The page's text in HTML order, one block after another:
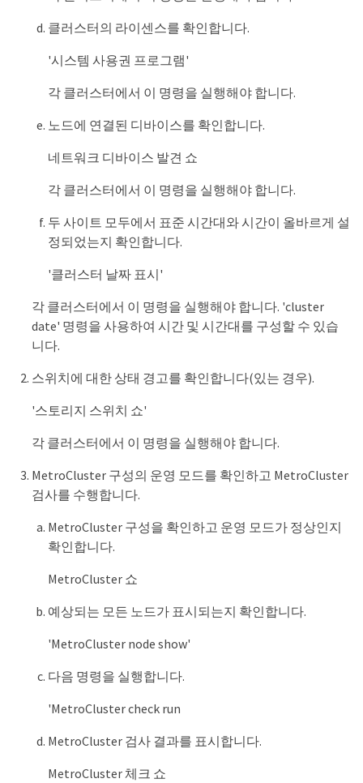
클러스터의 라이센스를 확인합니다.
'시스템 사용권 프로그램'
각 클러스터에서 이 명령을 실행해야 합니다.
노드에 연결된 디바이스를 확인합니다.
네트워크 디바이스 발견 쇼
각 클러스터에서 이 명령을 실행해야 합니다.
두 사이트 모두에서 표준 시간대와 시간이 올바르게 설
정되었는지 확인합니다.
'클러스터 날짜 표시'
각 클러스터에서 이 명령을 실행해야 합니다. 'cluster
date' 명령을 사용하여 시간 및 시간대를 구성할 수 있습
니다.
스위치에 대한 상태 경고를 확인합니다(있는 경우).
'스토리지 스위치 쇼'
각 클러스터에서 이 명령을 실행해야 합니다.
MetroCluster 구성의 운영 모드를 확인하고 MetroCluster
검사를 수행합니다.
MetroCluster 구성을 확인하고 운영 모드가 정상인지
확인합니다.
MetroCluster 쇼
예상되는 모든 노드가 표시되는지 확인합니다.
'MetroCluster node show'
다음 명령을 실행합니다.
'MetroCluster check run
MetroCluster 검사 결과를 표시합니다.
MetroCluster 체크 쇼